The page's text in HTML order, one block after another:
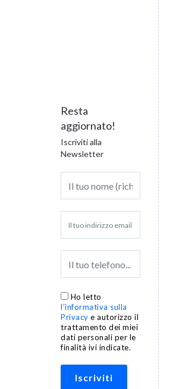
Resta
aggiornato!
Iscriviti alla
Newsletter
Ho letto
l’informativa sulla
Privacy e autorizzo il
trattamento dei miei
dati personali per le
finalità ivi indicate.